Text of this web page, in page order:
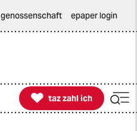
genossenschaft epaper login

taz zahl ich
taz zahl ich